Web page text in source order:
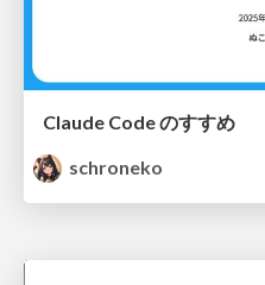
Claude Code のすすめ
schroneko